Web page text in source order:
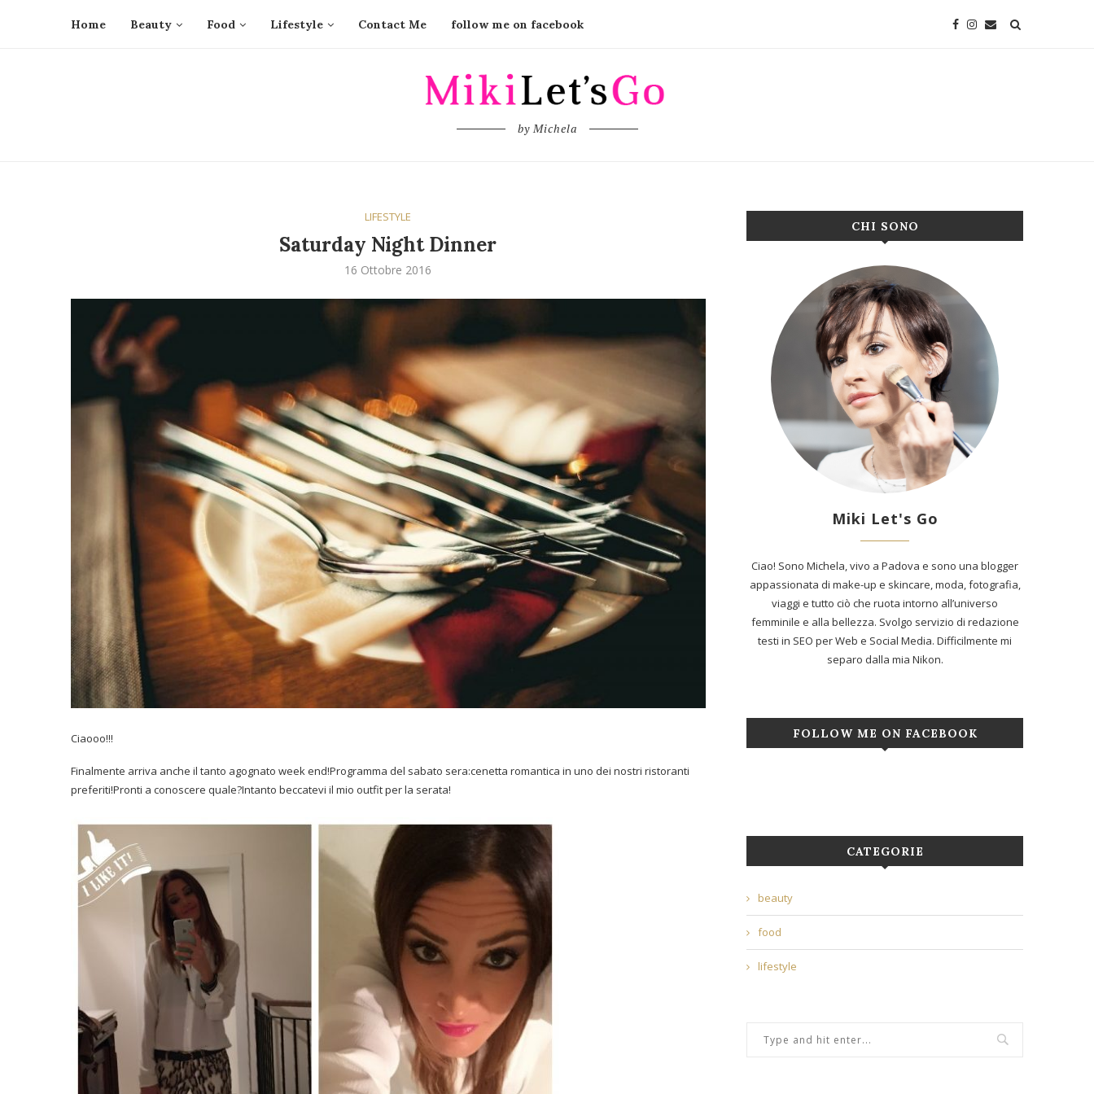
Home Beauty Food Lifestyle Contact Me follow me on facebook
by Michela
LIFESTYLE
Saturday Night Dinner
16 Ottobre 2016
Ciaooo!!!
Finalmente arriva anche il tanto agognato week end!Programma del sabato sera:cenetta romantica in uno dei nostri ristoranti
preferiti!Pronti a conoscere quale?Intanto beccatevi il mio outfit per la serata!
CHI SONO
Miki Let's Go
Ciao! Sono Michela, vivo a Padova e sono una blogger
appassionata di make-up e skincare, moda, fotografia,
viaggi e tutto ciò che ruota intorno all’universo
femminile e alla bellezza. Svolgo servizio di redazione
testi in SEO per Web e Social Media. Difficilmente mi
separo dalla mia Nikon.
FOLLOW ME ON FACEBOOK
CATEGORIE
beauty
food
lifestyle